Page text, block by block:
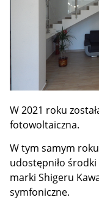
W 2021 roku
fotowoltaiczna.
W tym samym
udostępniło
marki Shigeru
symfoniczne.